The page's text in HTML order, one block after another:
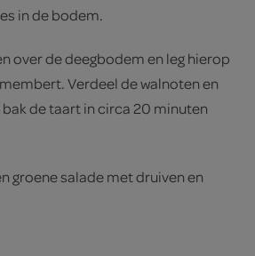
in de bodem.
over de deegbodem en leg hierop
Verdeel de walnoten en
de taart in circa 20 minuten
groene salade met druiven en